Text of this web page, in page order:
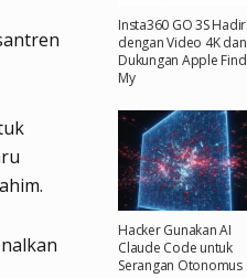
Insta360 GO 3S Hadir
dengan Video 4K dan
Dukungan Apple Find
My
Hacker Gunakan AI
Claude Code untuk
Serangan Otonomus